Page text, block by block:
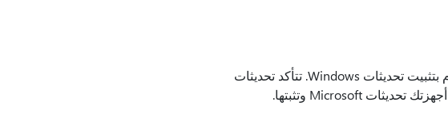
يقوم هذا التحديث بإجراء تحسينات على جودة مكدس الخدمة، وهو المكون الذي يقوم بتثبيت تحديثات Windows. تتأكد تحديثات